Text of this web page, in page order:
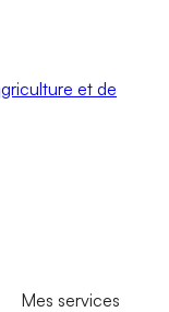
et de
Mes services